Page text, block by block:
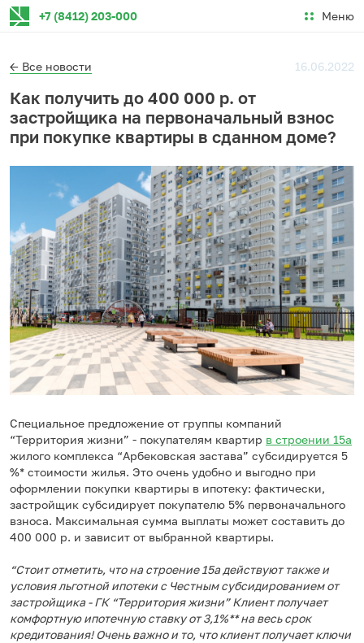
+7 (8412) 203-000 Меню
← Все новости 16.06.2022
Как получить до 400 000 р. от
застройщика на первоначальный взнос
при покупке квартиры в сданном доме?
Специальное предложение от группы компаний
“Территория жизни” - покупателям квартир в строении 15а
жилого комплекса “Арбековская застава” субсидируется 5
%* стоимости жилья. Это очень удобно и выгодно при
оформлении покупки квартиры в ипотеку: фактически,
застройщик субсидирует покупателю 5% первоначального
взноса. Максимальная сумма выплаты может составить до
400 000 р. и зависит от выбранной квартиры.
“Стоит отметить, что на строение 15а действуют также и
условия льготной ипотеки с Честным субсидированием от
застройщика - ГК “Территория жизни” Клиент получает
комфортную ипотечную ставку от 3,1%** на весь срок
кредитования! Очень важно и то, что клиент получает ключи